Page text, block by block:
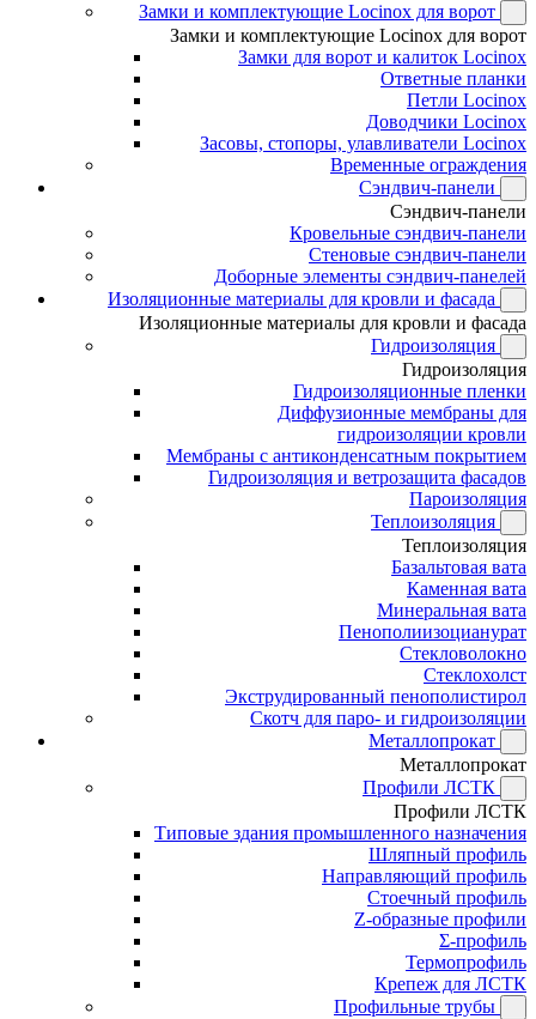
Замки и комплектующие Locinox для ворот
Замки и комплектующие Locinox для ворот
Замки для ворот и калиток Locinox
Ответные планки
Петли Locinox
Доводчики Locinox
Засовы, стопоры, улавливатели Locinox
Временные ограждения
Сэндвич-панели
Сэндвич-панели
Кровельные сэндвич-панели
Стеновые сэндвич-панели
Доборные элементы сэндвич-панелей
Изоляционные материалы для кровли и фасада
Изоляционные материалы для кровли и фасада
Гидроизоляция
Гидроизоляция
Гидроизоляционные пленки
Диффузионные мембраны для
гидроизоляции кровли
Мембраны с антиконденсатным покрытием
Гидроизоляция и ветрозащита фасадов
Пароизоляция
Теплоизоляция
Теплоизоляция
Базальтовая вата
Каменная вата
Минеральная вата
Пенополиизоцианурат
Стекловолокно
Стеклохолст
Экструдированный пенополистирол
Скотч для паро- и гидроизоляции
Металлопрокат
Металлопрокат
Профили ЛСТК
Профили ЛСТК
Типовые здания промышленного назначения
Шляпный профиль
Направляющий профиль
Стоечный профиль
Z-образные профили
Σ-профиль
Термопрофиль
Крепеж для ЛСТК
Профильные трубы